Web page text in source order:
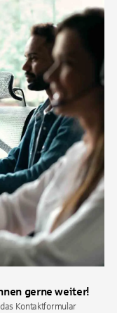
gerne weiter!
Kontaktformular